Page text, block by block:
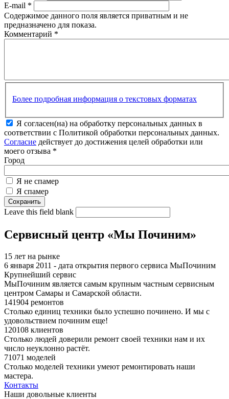
E-mail *
Содержимое данного поля является приватным и не
предназначено для показа.
Комментарий *
Более подробная информация о текстовых форматах
Я согласен(на) на обработку персональных данных в
соответствии с Политикой обработки персональных данных.
Согласие действует до достижения целей обработки или
моего отзыва *
Город
Я не спамер
Я спамер
Leave this field blank
Сервисный центр «Мы Починим»
15 лет на рынке
6 января 2011 - дата открытия первого сервиса МыПочиним
Крупнейший сервис
МыПочиним является самым крупным частным сервисным
центром Самары и Самарской области.
141904 ремонтов
Столько единиц техники было успешно починено. И мы с
удовольствием починим еще!
120108 клиентов
Столько людей доверили ремонт своей техники нам и их
число неуклонно растёт.
71071 моделей
Столько моделей техники умеют ремонтировать наши
мастера.
Контакты
Наши довольные клиенты